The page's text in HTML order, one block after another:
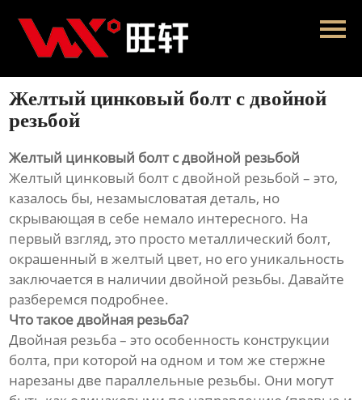
Главная
Продукция
Новости
Контакты
Желтый цинковый болт с двойной
резьбой
Желтый цинковый болт с двойной резьбой
Желтый цинковый болт с двойной резьбой – это,
казалось бы, незамысловатая деталь, но
скрывающая в себе немало интересного. На
первый взгляд, это просто металлический болт,
окрашенный в желтый цвет, но его уникальность
заключается в наличии двойной резьбы. Давайте
разберемся подробнее.
Что такое двойная резьба?
Двойная резьба – это особенность конструкции
болта, при которой на одном и том же стержне
нарезаны две параллельные резьбы. Они могут